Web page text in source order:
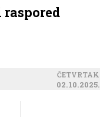
ČETVRTAK
02.10.2025.